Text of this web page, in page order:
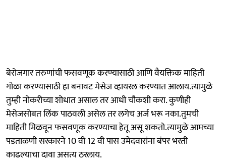
बेरोजगार तरुणांची फसवणूक करण्यासाठी आणि वैयक्तिक माहिती
गोळा करण्यासाठी हा बनावट मेसेज व्हायरल करण्यात आलाय.त्यामुळे
तुम्ही नोकरीच्या शोधात असाल तर आधी चौकशी करा. कुणीही
मेसेजसोबत लिंक पाठवली असेल तर लगेच अर्ज भरू नका.तुमची
माहिती मिळवून फसवणूक करण्याचा हेतू असू शकतो.त्यामुळे आमच्या
पडताळणी सरकारने 10 वी 12 वी पास उमेदवारांना बंपर भरती
काढल्याचा दावा असत्य ठरलाय.